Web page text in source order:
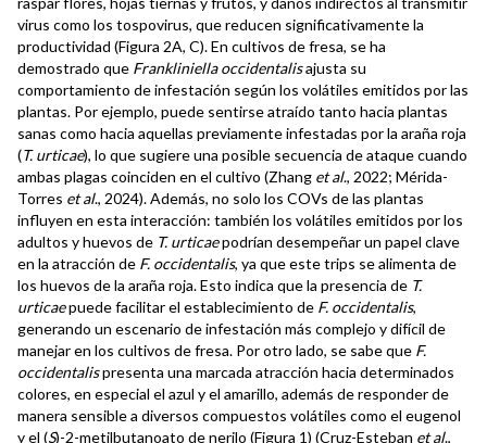
virus como los tospovirus, que reducen significativamente la
productividad (Figura 2A, C). En cultivos de fresa, se ha
demostrado que Frankliniella occidentalisajusta su
comportamiento de infestación según los volátiles emitidos por las
plantas. Por ejemplo, puede sentirse atraído tanto hacia plantas
sanas como hacia aquellas previamente infestadas por la araña roja
(T. urticae), lo que sugiere una posible secuencia de ataque cuando
ambas plagas coinciden en el cultivo (Zhang et al., 2022; Mérida-
Torres et al., 2024). Además, no solo los COVs de las plantas
influyen en esta interacción: también los volátiles emitidos por los
adultos y huevos de T. urticaepodrían desempeñar un papel clave
en la atracción de F. occidentalis, ya que este trips se alimenta de
los huevos de la araña roja. Esto indica que la presencia de T.
urticaepuede facilitar el establecimiento de F. occidentalis,
generando un escenario de infestación más complejo y difícil de
manejar en los cultivos de fresa. Por otro lado, se sabe que F.
occidentalispresenta una marcada atracción hacia determinados
colores, en especial el azul y el amarillo, además de responder de
manera sensible a diversos compuestos volátiles como el eugenol
y el (S)-2-metilbutanoato de nerilo (Figura 1) (Cruz-Esteban et al.,